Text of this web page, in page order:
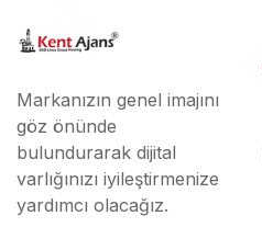
Markanızın genel imajını
göz önünde
bulundurarak dijital
varlığınızı iyileştirmenize
yardımcı olacağız.